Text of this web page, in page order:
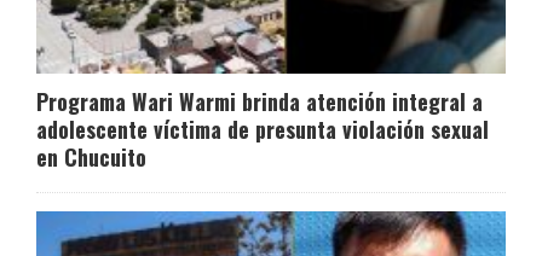
Programa Wari Warmi brinda atención integral a
adolescente víctima de presunta violación sexual
en Chucuito